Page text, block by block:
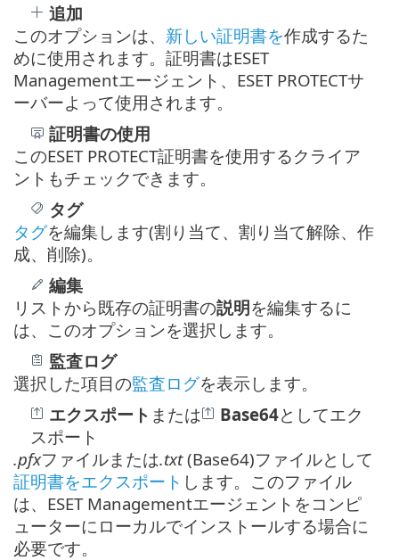
追加
このオプションは、 新しい証明書を作成するた
めに使用されます。証明書はESET
Managementエージェント、ESET PROTECTサ
ーバーよって使用されます。
証明書の使用
このESET PROTECT証明書を使用するクライア
ントもチェックできます。
タグ
タグを編集します(割り当て、割り当て解除、作
成、削除)。
編集
リストから既存の証明書の説明を編集するに
は、このオプションを選択します。
監査ログ
選択した項目の監査ログを表示します。
エクスポート または Base64としてエク
スポート
.pfxファイルまたは.txt(Base64)ファイルとして
証明書をエクスポート します。このファイル
は、ESET Managementエージェントをコンピ
ューターにローカルでインストールする場合に
必要です。